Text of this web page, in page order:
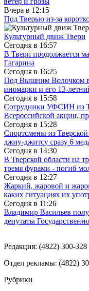
Вчера в 12:15
Под Тверью из-за
Культурный движ Твери
Сегодня в 16:57
В Твери продолжается
Гагарина
Сегодня в 16:25
Под Вышним Волочком в
иномарки и его 13-
Сегодня в 15:58
Сотрудники УФСИН из
Всероссийской акции,
Сегодня в 15:28
Спортсмены из
джиу-джитсу сразу 6
Сегодня в 14:30
В Тверской области на
тремя фурами - погиб
Сегодня в 12:27
Жаркий, жаровой и
каких ситуациях их
Сегодня в 11:26
Владимир Васильев
депутаты
Редакция: (4822) 300-328
Отдел рекламы: (4822)
Рубрики